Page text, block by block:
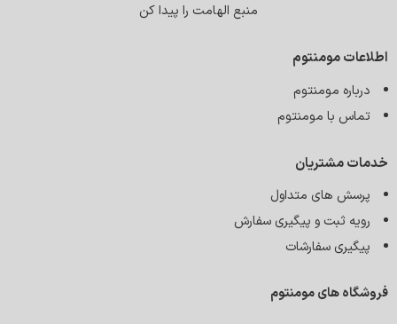
منبع الهامت را پیدا کن
اطلاعات مومنتوم
درباره مومنتوم
تماس با مومنتوم
خدمات مشتریان
پرسش های متداول
رویه ثبت و پیگیری سفارش
پیگیری سفارشات
فروشگاه های مومنتوم